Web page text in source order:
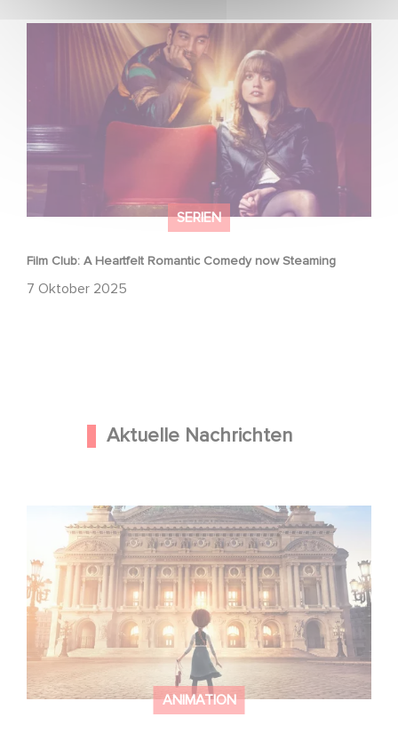
SERIEN
Film Club: A Heartfelt Romantic Comedy now Steaming
7 Oktober 2025
Film Club: A Heartfelt Romantic Comedy now Steaming
Aktuelle Nachrichten
ANIMATION
Gaumont und Good Hero kündigen die Fortsetzung von
Ballerina - Gib deinen Traum niemals auf an